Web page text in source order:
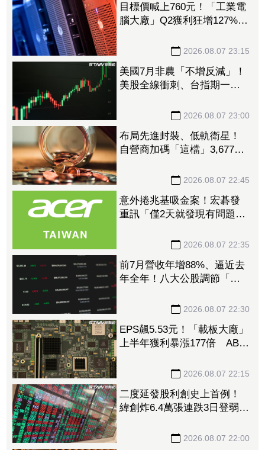
目標價喊上760元！「工業電
腦大廠」Q2獲利狂增127%
2026.08.07 23:15
美國7月非農「不增反減」！
美股全線衝刺、台指期一度
2026.08.07 23:00
布局先進封裝、低軌衛星！
自營商加碼「這檔」3,677萬
2026.08.07 22:45
意外捲兆基吸金案！宏碁發
重訊「僅2天就發現有問題」
2026.08.07 22:35
前7月營收年增88%、逼近去
年全年！八大公股調節「這
2026.08.07 22:30
EPS飆5.53元！「載板大廠」
上半年獲利暴漲177倍 ABF
2026.08.07 22:15
二度延發股利創史上首例！
緯創炸6.4萬張連跌3日登弱勢
2026.08.07 22:00